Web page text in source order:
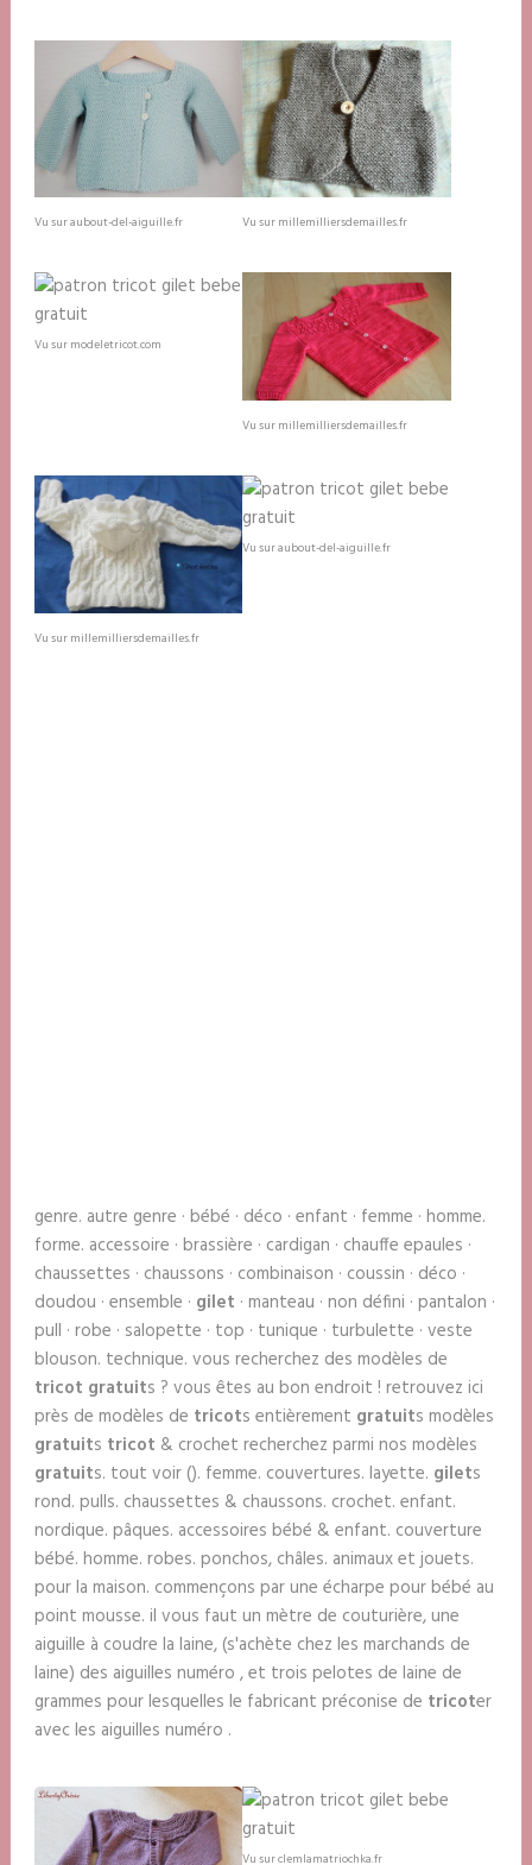
Vu sur aubout-del-aiguille.fr Vu sur millemilliersdemailles.fr
Vu sur modeletricot.com
Vu sur millemilliersdemailles.fr
Vu sur millemilliersdemailles.fr
Vu sur aubout-del-aiguille.fr
genre. autre genre · bébé · déco · enfant · femme · homme.
forme. accessoire · brassière · cardigan · chauffe epaules ·
chaussettes · chaussons · combinaison · coussin · déco ·
doudou · ensemble · gilet · manteau · non défini · pantalon ·
pull · robe · salopette · top · tunique · turbulette · veste
blouson. technique. vous recherchez des modèles de
tricot gratuits ? vous êtes au bon endroit ! retrouvez ici
près de modèles de tricots entièrement gratuits modèles
gratuits tricot & crochet recherchez parmi nos modèles
gratuits. tout voir (). femme. couvertures. layette. gilets
rond. pulls. chaussettes & chaussons. crochet. enfant.
nordique. pâques. accessoires bébé & enfant. couverture
bébé. homme. robes. ponchos, châles. animaux et jouets.
pour la maison. commençons par une écharpe pour bébé au
point mousse. il vous faut un mètre de couturière, une
aiguille à coudre la laine, (s'achète chez les marchands de
laine) des aiguilles numéro , et trois pelotes de laine de
grammes pour lesquelles le fabricant préconise de tricoter
avec les aiguilles numéro .
Vu sur clemlamatriochka.fr